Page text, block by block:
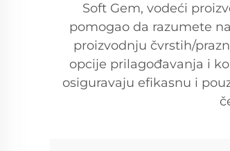
Soft Gem, vodeći
pomogao da razumete
proizvodnju čvrstih/
opcije prilagođavanja i
osiguravaju efikasnu i